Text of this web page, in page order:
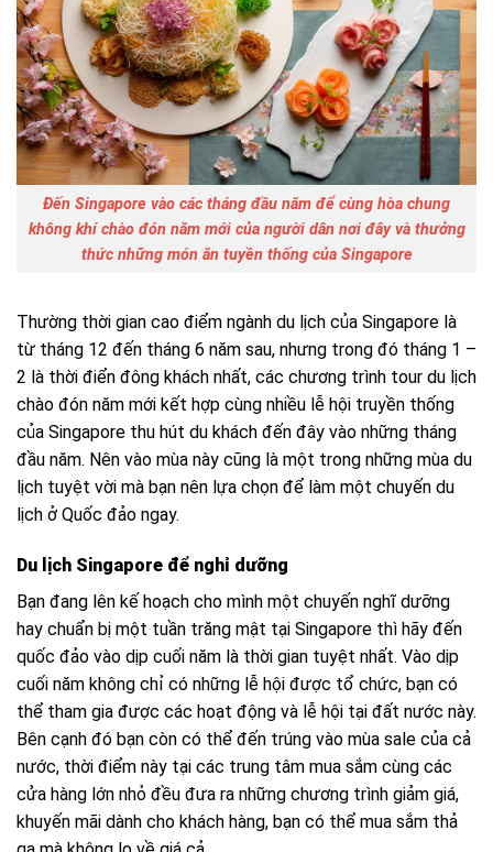
Đến Singapore vào các tháng đầu năm để cùng hòa chung
không khí chào đón năm mới của người dân nơi đây và thưởng
thức những món ăn tuyền thống của Singapore
Thường thời gian cao điểm ngành du lịch của Singapore là
từ tháng 12 đến tháng 6 năm sau, nhưng trong đó tháng 1 –
2 là thời điển đông khách nhất, các chương trình tour du lịch
chào đón năm mới kết hợp cùng nhiều lễ hội truyền thống
của Singapore thu hút du khách đến đây vào những tháng
đầu năm. Nên vào mùa này cũng là một trong những mùa du
lịch tuyệt vời mà bạn nên lựa chọn để làm một chuyến du
lịch ở Quốc đảo ngay.
Du lịch Singapore để nghỉ dưỡng
Bạn đang lên kế hoạch cho mình một chuyến nghĩ dưỡng
hay chuẩn bị một tuần trăng mật tại Singapore thì hãy đến
quốc đảo vào dịp cuối năm là thời gian tuyệt nhất. Vào dịp
cuối năm không chỉ có những lễ hội được tổ chức, bạn có
thể tham gia được các hoạt động và lễ hội tại đất nước này.
Bên cạnh đó bạn còn có thể đến trúng vào mùa sale của cả
nước, thời điểm này tại các trung tâm mua sắm cùng các
cửa hàng lớn nhỏ đều đưa ra những chương trình giảm giá,
khuyến mãi dành cho khách hàng, bạn có thể mua sắm thả